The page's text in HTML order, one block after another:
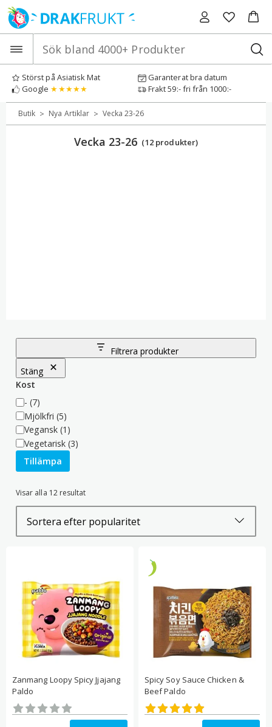
Hoppa
till
innehåll
Störst på Asiatisk Mat
Garanterat bra datum
Google ★★★★★ Frakt 59:- fri från 1000:-
Butik > Nya Artiklar > Vecka 23-26
Vecka 23-26 (12 produkter)
Filtrera produkter
Stäng
Kost
Kost
-(7)
Mjölkfri(5)
Vegansk(1)
Vegetarisk(3)
Tillämpa
Visar alla 12 resultatSortera
Zanmang Loopy Spicy Jjajang
Paldo
Betygsatt
0
av 5
Spicy Soy Sauce Chicken &
Beef Paldo
Betygsatt
5.00
av 5